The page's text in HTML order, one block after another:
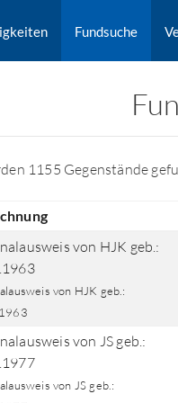
Fundsuche
nach Orten gesucht.
1155 Gegenstände
von HJK geb.:
von HJK geb.:
von JS geb.:
von JS geb.: